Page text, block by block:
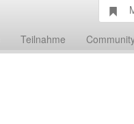
Teilnahme